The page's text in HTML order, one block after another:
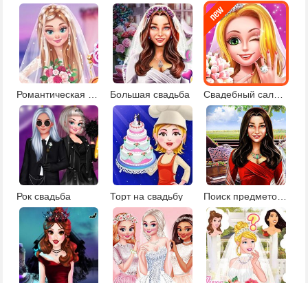
Большая свадьба Свадебный салон 3
Рок свадьба Торт на свадьбу Поиск предметов: подготовка к свадьбе